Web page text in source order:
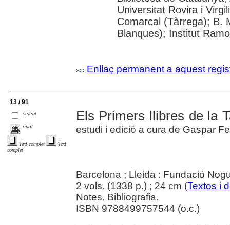
Universitat Rovira i
Comarcal (Tàrrega); B.
Blanques); Institut
Enllaç permanent a aquest
13 / 91
select
print
Text complet
Text
complet
Els Primers llibres de la
estudi i edició a cura de Gaspar
Barcelona ; Lleida : Fundació
2 vols. (1338 p.) ; 24 cm (Textos i
Notes. Bibliografia.
ISBN 9788499757544 (o.c.)